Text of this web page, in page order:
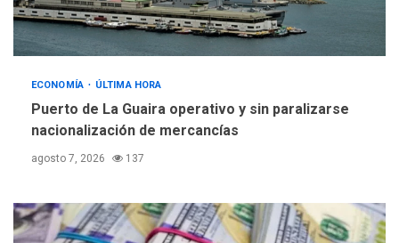
ECONOMÍA ÚLTIMA HORA
Puerto de La Guaira operativo y sin paralizarse
nacionalización de mercancías
agosto 7, 2026 137